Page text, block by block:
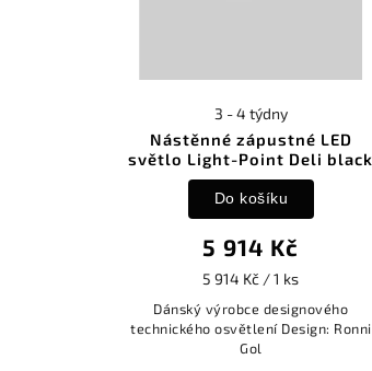
Nástěnné zápustné LED
světlo Light-Point Deli black
3 - 4 týdny
5 914 Kč
5 914 Kč / 1 ks
Do košíku
Dánský výrobce designového
technického osvětlení Design: Ronni
Gol